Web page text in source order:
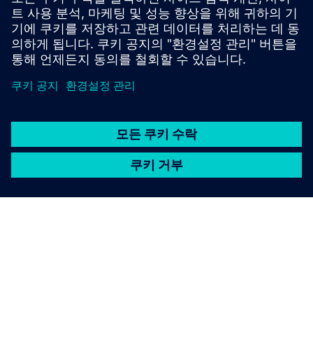
구에 가장 잘 맞는 솔루션을 설계할 수 있어요.